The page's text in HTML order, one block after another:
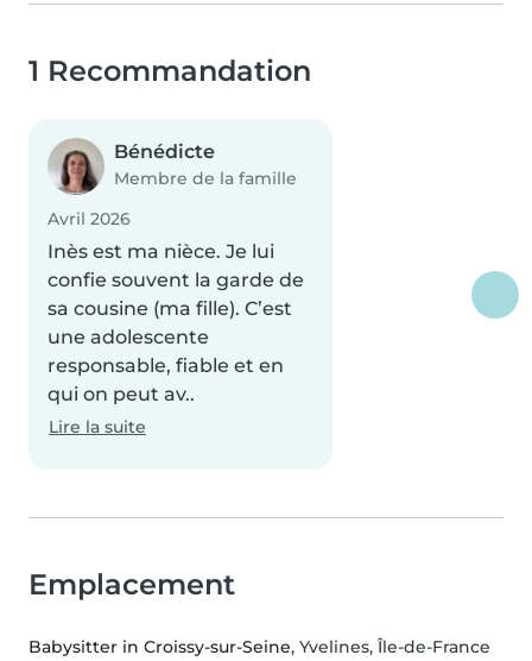
1 Recommandation
Bénédicte
Membre de la famille
Avril 2026
Inès est ma nièce. Je lui
confie souvent la garde de
sa cousine (ma fille). C’est
une adolescente
responsable, fiable et en
qui on peut av..
Lire la suite
Emplacement
Babysitter in Croissy-sur-Seine, Yvelines, Île-de-France